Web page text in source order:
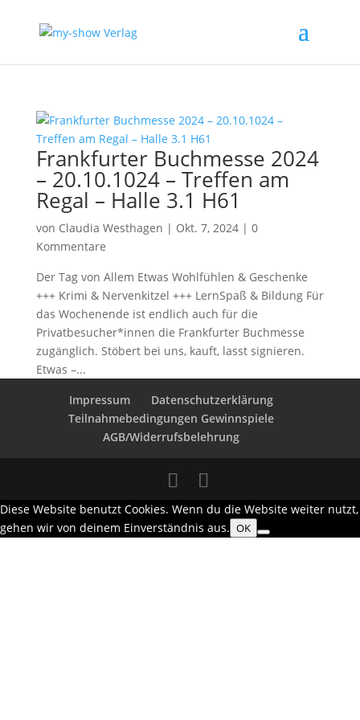
Frankfurter Buchmesse 2024
– 20.10.1024 – Treffen am
Regal – Halle 3.1 H61
von Claudia Westhagen | Okt. 7, 2024| 0
Kommentare
Der Tag von Allem Etwas Wohlfühlen & Geschenke
+++ Krimi & Nervenkitzel +++ LernSpaß & Bildung Für
das Wochenende ist endlich auch für die
Privatbesucher*innen die Frankfurter Buchmesse
zugänglich. Stöbert bei uns, kauft, lasst signieren.
Etwas –...
Impressum
Datenschutzerklärung
Teilnahmebedingungen Gewinnspiele
AGB/Widerrufsbelehrung
Diese Website benutzt Cookies. Wenn du die Website weiter nutzt,
gehen wir von deinem Einverständnis aus. OK